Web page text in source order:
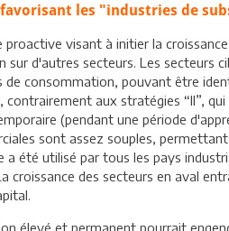
les "industries de
visant à initier la
d'autres secteurs. Les secteurs
de consommation, pouvant être
aux stratégies “II”,
(pendant une période
sont assez souples,
été utilisé par tous les pays
croissance des secteurs en aval
élevé et permanent pourrait